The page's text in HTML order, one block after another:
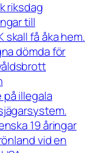
riksdag
till
få åka hem.
dömda för
illegala
19 åringar
vid en